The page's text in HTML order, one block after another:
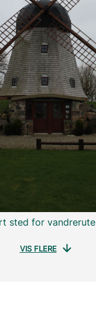
sted for vandrerute
VIS FLERE